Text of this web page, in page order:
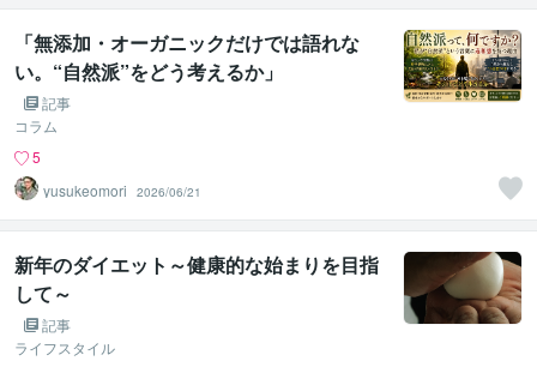
「無添加・オーガニックだけでは語れな
い。“自然派”をどう考えるか」
記事
コラム
5
yusukeomori
2026/06/21
新年のダイエット～健康的な始まりを目指
して～
記事
ライフスタイル